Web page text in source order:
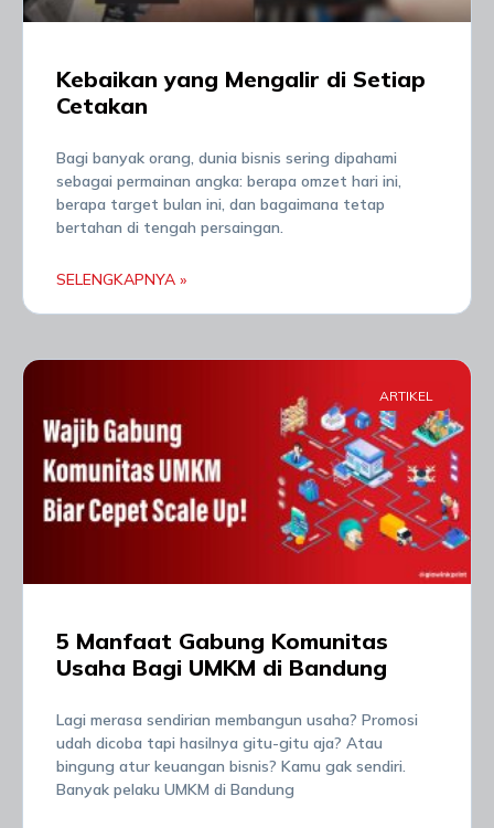
Kebaikan yang Mengalir di Setiap
Cetakan
Bagi banyak orang, dunia bisnis sering dipahami
sebagai permainan angka: berapa omzet hari ini,
berapa target bulan ini, dan bagaimana tetap
bertahan di tengah persaingan.
SELENGKAPNYA »
ARTIKEL
5 Manfaat Gabung Komunitas
Usaha Bagi UMKM di Bandung
Lagi merasa sendirian membangun usaha? Promosi
udah dicoba tapi hasilnya gitu-gitu aja? Atau
bingung atur keuangan bisnis? Kamu gak sendiri.
Banyak pelaku UMKM di Bandung